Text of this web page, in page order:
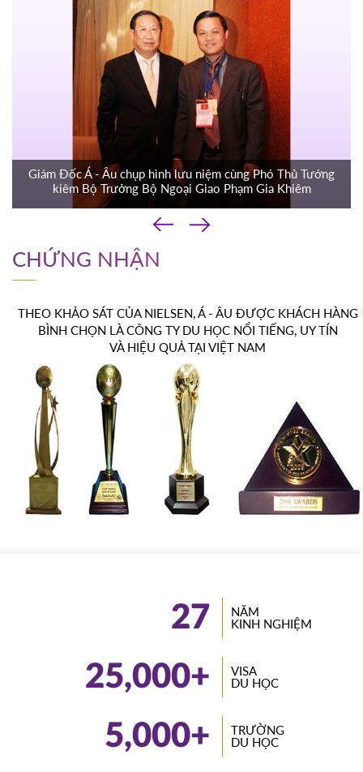
Giám Đốc Á - Âu chụp hình lưu niệm cùng Phó Thủ Tướng
kiêm Bộ Trưởng Bộ Ngoại Giao Phạm Gia Khiêm
‹
›
CHỨNG NHẬN
THEO KHẢO SÁT CỦA NIELSEN, Á - ÂU ĐƯỢC KHÁCH HÀNG
BÌNH CHỌN LÀ CÔNG TY DU HỌC NỔI TIẾNG, UY TÍN
VÀ HIỆU QUẢ TẠI VIỆT NAM
27
NĂM
KINH NGHIỆM
25,000+
VISA
DU HỌC
5,000+
TRƯỜNG
DU HỌC